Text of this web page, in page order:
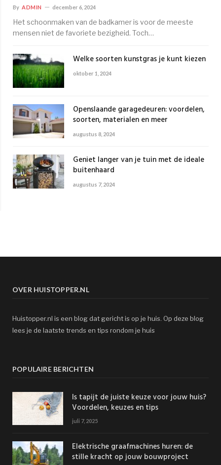
By ADMIN december 6, 2024
Het schoonmaken van de badkamer is voor de meeste
mensen niet de favoriete bezigheid. Toch…
Welke soorten kunstgras je kunt kiezen
oktober 1, 2024
Openslaande garagedeuren: voordelen,
soorten, materialen en meer
augustus 8, 2024
Geniet langer van je tuin met de ideale
buitenhaard
augustus 7, 2024
OVER HUISTOPPER.NL
Huistopper.nl is een blog dat gericht is op je huis. Op deze blog
lees je de laatste trends en tips rondom je huis
POPULAIRE BERICHTEN
Is tapijt de juiste keuze voor jouw huis?
Voordelen, keuzes en tips
juli 7, 2025
Elektrische graafmachines huren: de
stille kracht op jouw bouwproject